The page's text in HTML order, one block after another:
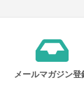
メールマガジン登